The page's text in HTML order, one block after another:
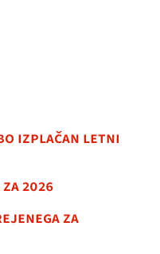
izplačan letni
2026
za